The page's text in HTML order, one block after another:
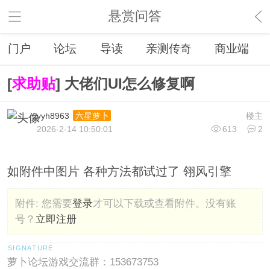
悬赏问答
门户 论坛 导读 亲测传奇 商业端
[求助贴] 大佬们UI怎么修复啊
楼主
yyh8963
六星萝卜
613
2
2026-2-14 10:50:01
如附件中图片 各种方法都试过了 翎风引擎
附件: 您需要登录才可以下载或查看附件。没有账
号？ 立即注册
萝卜论坛游戏交流群：153673753